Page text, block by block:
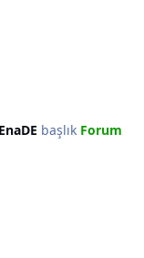
başlık Forum